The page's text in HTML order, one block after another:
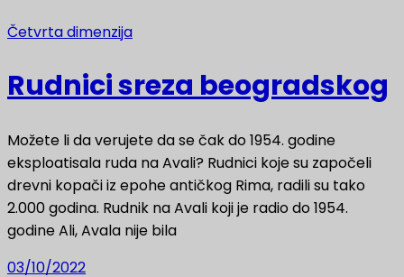
Četvrta dimenzija
Rudnici sreza beogradskog
Možete li da verujete da se čak do 1954. godine
eksploatisala ruda na Avali? Rudnici koje su započeli
drevni kopači iz epohe antičkog Rima, radili su tako
2.000 godina. Rudnik na Avali koji je radio do 1954.
godine Ali, Avala nije bila
03/10/2022